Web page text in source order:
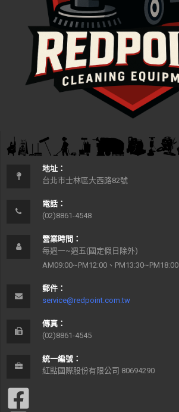
地址：
台北市士林區大西路82號
電話：
(02)8861-4548
營業時間：
每週一~週五(國定假日除外)
AM09:00~PM12:00、PM13:30~PM18:00
郵件：
service@redpoint.com.tw
傳真：
(02)8861-4545
統一編號：
紅點國際股份有限公司 80694290